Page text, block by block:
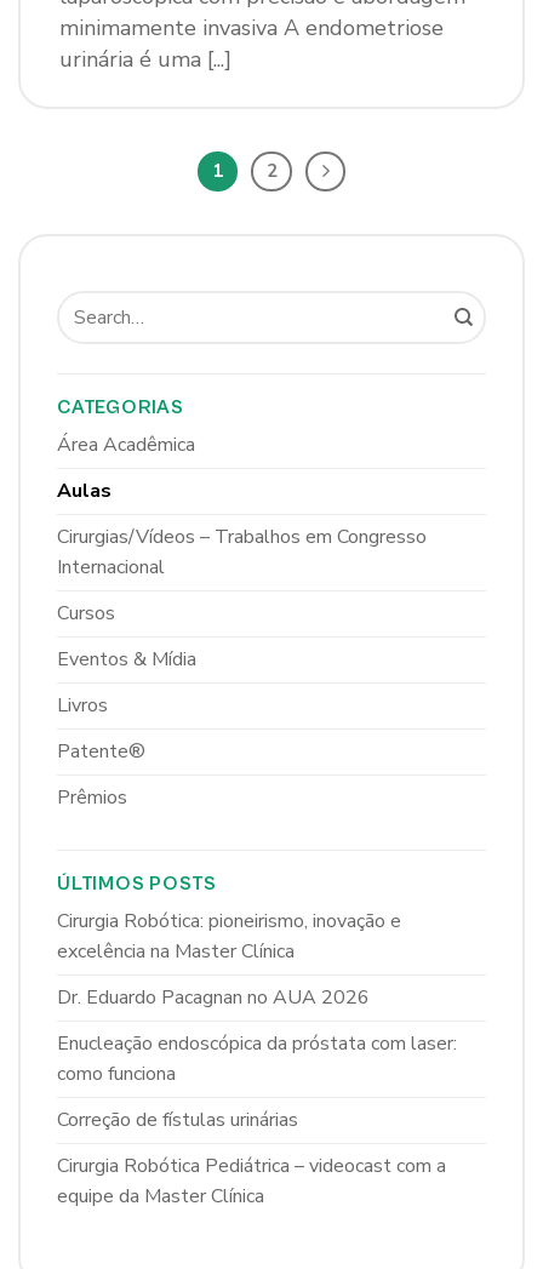
minimamente invasiva A endometriose
urinária é uma [...]
1 2
CATEGORIAS
Área Acadêmica
Aulas
Cirurgias/Vídeos – Trabalhos em Congresso
Internacional
Cursos
Eventos & Mídia
Livros
Patente®
Prêmios
ÚLTIMOS POSTS
Cirurgia Robótica: pioneirismo, inovação e
excelência na Master Clínica
Dr. Eduardo Pacagnan no AUA 2026
Enucleação endoscópica da próstata com laser:
como funciona
Correção de fístulas urinárias
Cirurgia Robótica Pediátrica – videocast com a
equipe da Master Clínica